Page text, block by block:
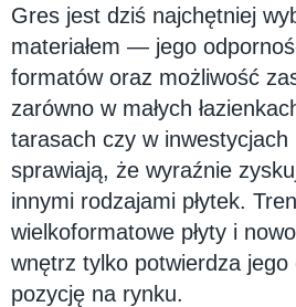
Gres jest dziś najchętniej
materiałem — jego
formatów oraz możliwość
zarówno w małych
tarasach czy w inwestycjach
sprawiają, że wyraźnie
innymi rodzajami płytek.
wielkoformatowe płyty i
wnętrz tylko potwierdza jego
pozycję na rynku.